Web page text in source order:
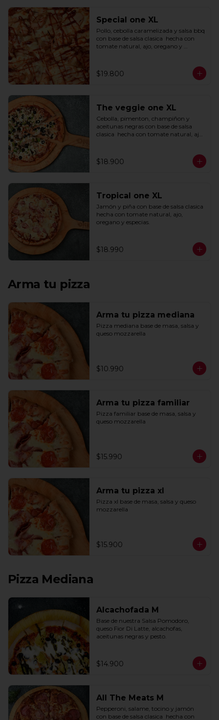
Special one XL
Pollo, cebolla caramelizada y salsa bbq
con base de salsa clasica  hecha con
tomate natural, ajo, oregano y
$19.800
The veggie one XL
Cebolla, pimenton, champiñon y
aceitunas negras con base de salsa
clasica  hecha con tomate natural, ajo,
$18.900
Tropical one XL
Jamón y piña con base de salsa clasica
hecha con tomate natural, ajo,
oregano y especias.
$18.990
Arma tu pizza
Arma tu pizza mediana
Pizza mediana base de masa, salsa y
queso mozzarella
$10.990
Arma tu pizza familiar
Pizza familiar base de masa, salsa y
queso mozzarella
$15.990
Arma tu pizza xl
Pizza xl base de masa, salsa y queso
mozzarella
$15.900
Pizza Mediana
Alcachofada M
Base de nuestra Salsa Pomodoro,
queso Fior Di Latte, alcachofas,
aceitunas negras y pesto.
$14.900
All The Meats M
Pepperoni, salame, tocino y jamón
con base de salsa clasica  hecha con